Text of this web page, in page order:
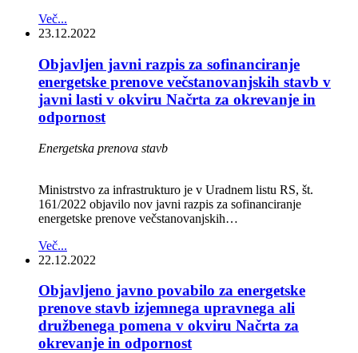
Več...
23.12.2022
Objavljen javni razpis za sofinanciranje
energetske prenove večstanovanjskih stavb v
javni lasti v okviru Načrta za okrevanje in
odpornost
Energetska prenova stavb
Ministrstvo za infrastrukturo je v Uradnem listu RS, št.
161/2022 objavilo nov javni razpis za sofinanciranje
energetske prenove večstanovanjskih…
Več...
22.12.2022
Objavljeno javno povabilo za energetske
prenove stavb izjemnega upravnega ali
družbenega pomena v okviru Načrta za
okrevanje in odpornost